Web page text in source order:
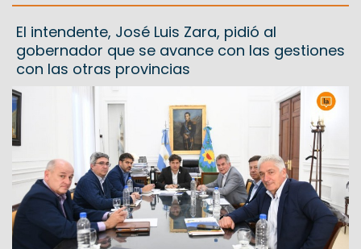
El intendente, José Luis Zara, pidió al
gobernador que se avance con las gestiones
con las otras provincias